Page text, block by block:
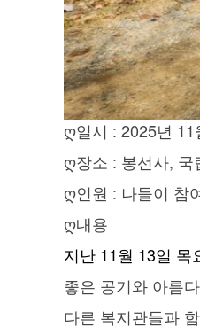
ღ일시 : 2025년 11
ღ장소 : 봉선사, 국
ღ인원 : 나들이 참
ღ내용
지난 11월 13일 목
좋은 공기와 아름
다른 복지관들과